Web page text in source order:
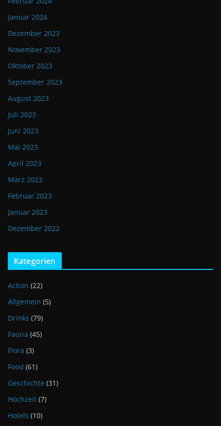
Januar 2024
Dezember 2023
November 2023
Oktober 2023
September 2023
August 2023
Juli 2023
Juni 2023
Mai 2023
April 2023
März 2023
Februar 2023
Januar 2023
Dezember 2022
Kategorien
Action (22)
Allgemein (5)
Drinks (79)
Fauna (45)
Flora (3)
Food (61)
Geschichte (31)
Hochzeit (7)
Hotels (10)